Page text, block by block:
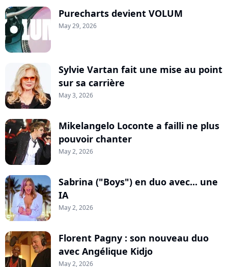
Purecharts devient VOLUM
May 29, 2026
Sylvie Vartan fait une mise au point
sur sa carrière
May 3, 2026
Mikelangelo Loconte a failli ne plus
pouvoir chanter
May 2, 2026
Sabrina ("Boys") en duo avec... une
IA
May 2, 2026
Florent Pagny : son nouveau duo
avec Angélique Kidjo
May 2, 2026